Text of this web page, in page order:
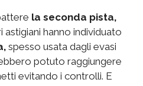
la seconda pista,
hanno individuato
spesso usata dagli evasi
potuto raggiungere
evitando i controlli. E